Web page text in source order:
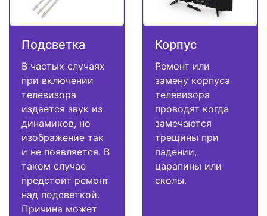
Подсветка
В частых случаях
при включении
телевизора
издается звук из
динамиков, но
изображение так
и не появляется. В
таком случае
предстоит ремонт
над подсветкой.
Причина может
Корпус
Ремонт или
замену корпуса
телевизора
проводят когда
замечаются
трещины при
падении,
царапины или
сколы.